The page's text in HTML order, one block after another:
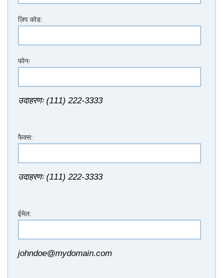
ज़िप कोड:
फोनः
उदाहरणः (111) 222-3333
फैक्स:
उदाहरणः (111) 222-3333
ईमेल:
johndoe@mydomain.com